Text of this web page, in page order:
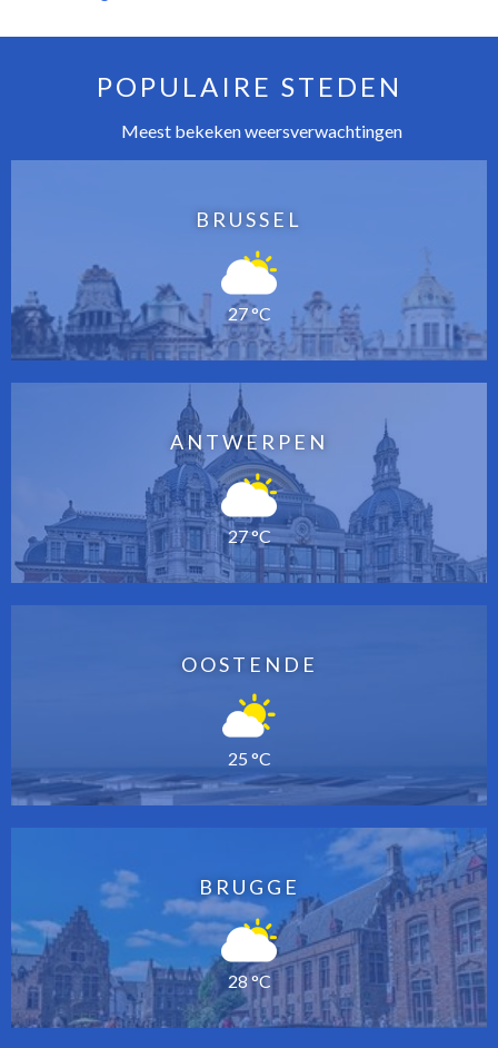
POPULAIRE STEDEN
Meest bekeken weersverwachtingen
BRUSSEL
27 °C
ANTWERPEN
27 °C
OOSTENDE
25 °C
BRUGGE
28 °C